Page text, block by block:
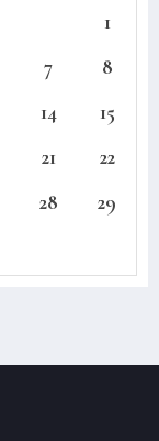
1
7
8
14
15
21
22
28
29